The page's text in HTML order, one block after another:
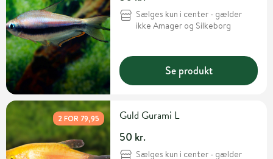
Sælges kun i center - gælder
ikke Amager og Silkeborg
Se produkt
2 FOR 79,95 Guld Gurami L
50 kr.
Sælges kun i center - gælder